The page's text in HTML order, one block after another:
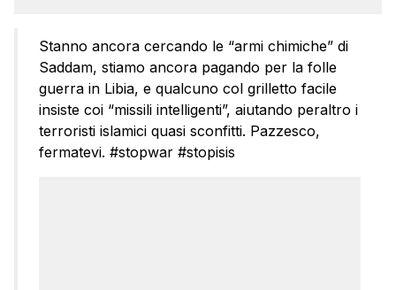
Stanno ancora cercando le “armi chimiche” di
Saddam, stiamo ancora pagando per la folle
guerra in Libia, e qualcuno col grilletto facile
insiste coi “missili intelligenti”, aiutando peraltro i
terroristi islamici quasi sconfitti. Pazzesco,
fermatevi. #stopwar #stopisis